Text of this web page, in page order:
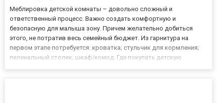
Меблировка детской комнаты – довольно сложный и
ответственный процесс. Важно создать комфортную и
безопасную для малыша зону. Причем желательно добиться
этого, не потратив весь семейный бюджет. Из гарнитура на
первом этапе потребуется: кроватка; стульчик для кормления;
пеленальный столик; шкаф/комод. Где покупать детскую